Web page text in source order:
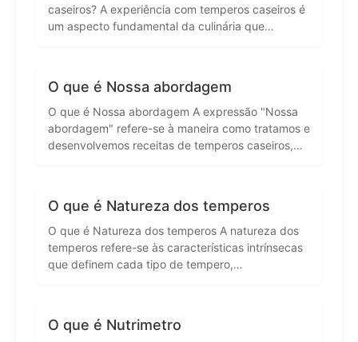
caseiros? A experiência com temperos caseiros é
um aspecto fundamental da culinária que…
O que é Nossa abordagem
O que é Nossa abordagem A expressão "Nossa
abordagem" refere-se à maneira como tratamos e
desenvolvemos receitas de temperos caseiros,…
O que é Natureza dos temperos
O que é Natureza dos temperos A natureza dos
temperos refere-se às características intrínsecas
que definem cada tipo de tempero,…
O que é Nutrimetro